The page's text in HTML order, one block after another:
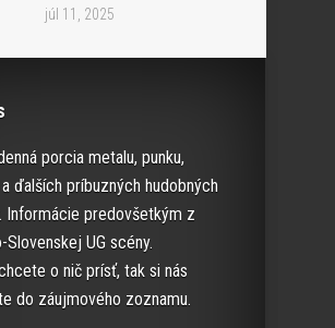
júl 11, 2025
porcia metalu, punku,
ďalších príbuzných hudobných
Informácie predovšetkým z
Slovenskej UG scény.
o nič prísť, tak si nás
do záujmového zoznamu.